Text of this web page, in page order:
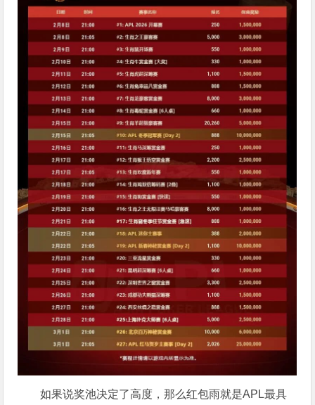
如果说奖池决定了高度，那么红包雨就是APL最具